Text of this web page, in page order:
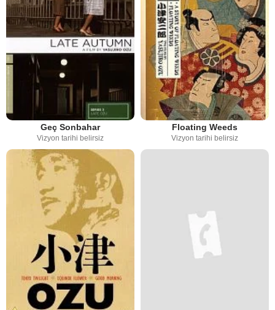
Geç Sonbahar
Vizyon tarihi belirsiz
Floating Weeds
Vizyon tarihi belirsiz